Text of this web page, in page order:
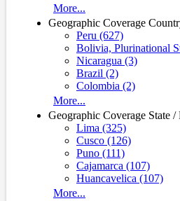
More...
Geographic Coverage
Peru (627)
Bolivia, Plurinational
Nicaragua (3)
Brazil (2)
Colombia (2)
More...
Geographic Coverage State /
Lima (325)
Cusco (126)
Puno (111)
Cajamarca (107)
Huancavelica (107)
More...